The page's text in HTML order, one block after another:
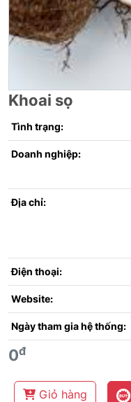
Khoai sọ
Tình trạng:
Doanh nghiệp:
Địa chỉ:
Điện thoại:
Website:
Ngày tham gia hệ thống:
0đ
Giỏ hàng